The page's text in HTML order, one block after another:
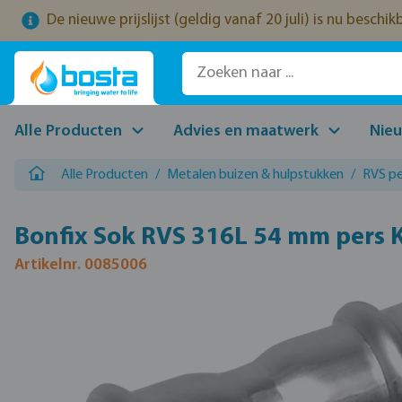
de hoofdinhoud
Ga naar de zoekopdracht
Ga naar de hoofdnavigatie
De nieuwe prijslijst (geldig vanaf 20 juli) is nu
Alle Producten Advies en maatwerk
Alle Producten / Metalen buizen & hulpstukken / RVS
Bonfix Sok RVS 316L 54 mm pers
Artikelnr. 0085006